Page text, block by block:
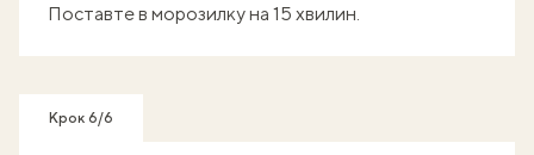
Поставте в морозилку на 15 хвилин.
Крок 6/6